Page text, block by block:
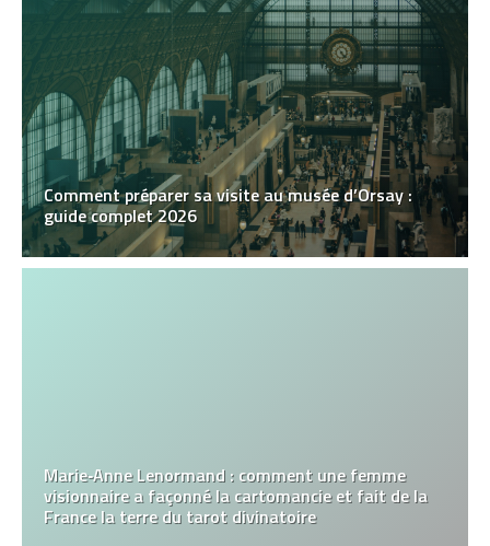
Comment préparer sa visite au musée d’Orsay :
guide complet 2026
Marie‑Anne Lenormand : comment une femme
visionnaire a façonné la cartomancie et fait de la
France la terre du tarot divinatoire